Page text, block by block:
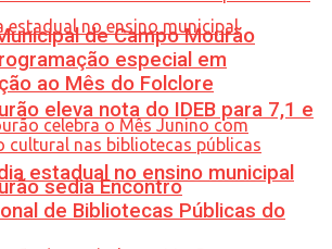
eleva nota do IDEB para 7,1 e
estadual no ensino municipal
de Campo Mourão
especial em
ao Mês do Folclore
sedia Encontro
de Bibliotecas Públicas do